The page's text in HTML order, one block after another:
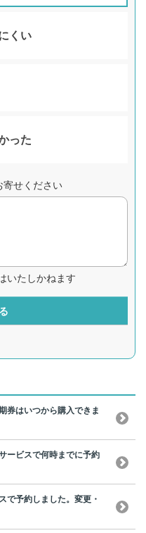
くい
った
寄せください
いたしかねます
券はいつから購入できま
ービスで何時までに予約
で予約しました。変更・